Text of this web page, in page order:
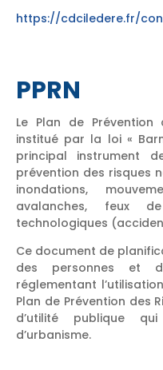
https://cdciledere.fr/
PPRN
Le Plan de Prévention
institué par la loi «
principal instrument
prévention des risques
inondations,
avalanches, feux
technologiques
Ce document de
des personnes et
réglementant
Plan de Prévention des
d’utilité publique
d’urbanisme.